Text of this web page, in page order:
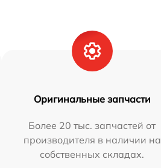
Оригинальные запчасти
Более 20 тыс. запчастей от
производителя в наличии на
собственных складах.